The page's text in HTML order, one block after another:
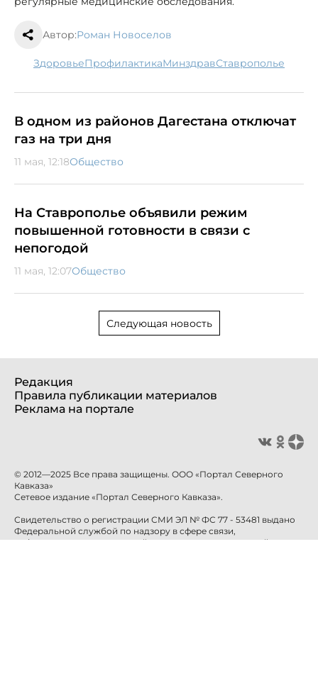
Автор:Роман Новоселов
здоровье профилактика минздрав Ставрополье
В одном из районов Дагестана отключат
газ на три дня
11 мая, 12:18Общество
На Ставрополье объявили режим
повышенной готовности в связи с
непогодой
11 мая, 12:07Общество
Следующая новость
Редакция
Правила публикации материалов
Реклама на портале
© 2012—2025 Все права защищены. ООО «Портал Северного
Кавказа»
Сетевое издание «Портал Северного Кавказа».
Свидетельство о регистрации СМИ ЭЛ № ФС 77 - 53481 выдано
Федеральной службой по надзору в сфере связи,
информационных технологий и массовых коммуникаций